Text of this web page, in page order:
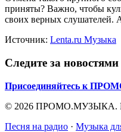
приняты? Важно, чтобы
своих верных
Источник: Lenta.ru Музыка
Следите за
Присоединяйтесь к
© 2026 ПРОМО.МУЗЫКА.
Песня на радио · Музыка